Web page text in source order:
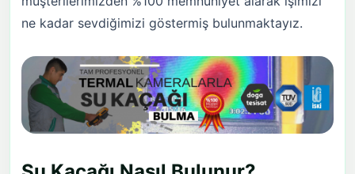
ne kadar sevdiğimizi göstermiş bulunmaktayız.